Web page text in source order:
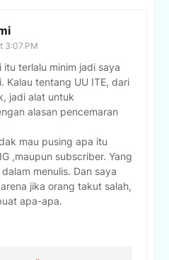
3:07 PM
terlalu minim jadi saya
Kalau tentang UU ITE, dari
jadi alat untuk
alasan pencemaran
mau pusing apa itu
,maupun subscriber. Yang
menulis. Dan saya
jika orang takut salah,
apa-apa.